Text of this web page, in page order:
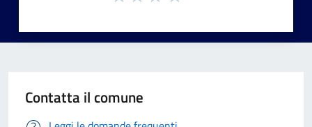
Contatta il comune